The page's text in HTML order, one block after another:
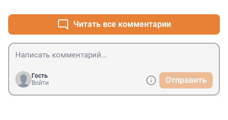
Читать все комментарии
Гость
Войти
Отправить